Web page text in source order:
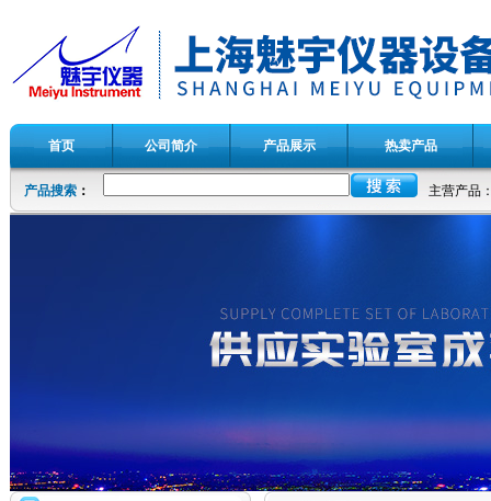
首页 公司简介 产品展示 热卖产品
产品搜索： 主营产品